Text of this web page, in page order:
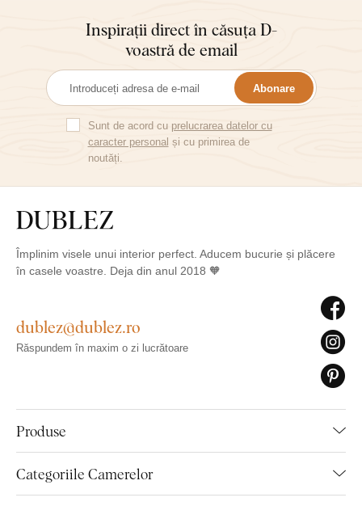
Inspirații direct în căsuța D-
voastră de email
Abonare
Sunt de acord cu prelucrarea datelor cu
caracter personal și cu primirea de
noutăți.
Împlinim visele unui interior perfect. Aducem bucurie și plăcere
în casele voastre. Deja din anul 2018 🧡
Produse
Categoriile Camerelor
dublez@dublez.ro
Răspundem în maxim o zi lucrătoare